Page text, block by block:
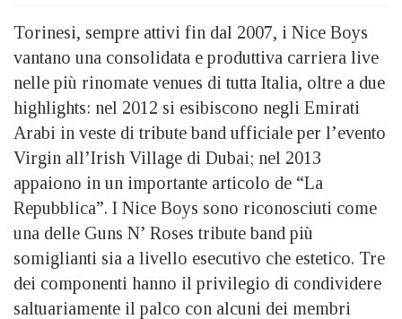
Torinesi, sempre attivi fin dal 2007, i Nice Boys
vantano una consolidata e produttiva carriera live
nelle più rinomate venues di tutta Italia, oltre a due
highlights: nel 2012 si esibiscono negli Emirati
Arabi in veste di tribute band ufficiale per l’evento
Virgin all’Irish Village di Dubai; nel 2013
appaiono in un importante articolo de “La
Repubblica”. I Nice Boys sono riconosciuti come
una delle Guns N’ Roses tribute band più
somiglianti sia a livello esecutivo che estetico. Tre
dei componenti hanno il privilegio di condividere
saltuariamente il palco con alcuni dei membri